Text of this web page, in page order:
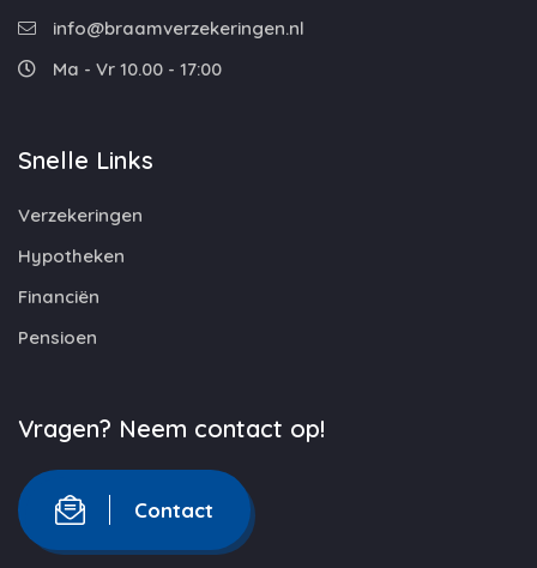
info@braamverzekeringen.nl
Ma - Vr 10.00 - 17:00
Snelle Links
Verzekeringen
Hypotheken
Financiën
Pensioen
Vragen? Neem contact op!
Contact